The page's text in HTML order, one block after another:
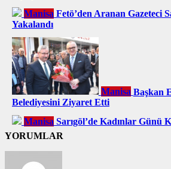
Manisa Fetö’den Aranan Gazeteci
Yakalandı
Manisa Başkan
Belediyesini Ziyaret Etti
Manisa Sarıgöl’de Kadınlar Günü
YORUMLAR